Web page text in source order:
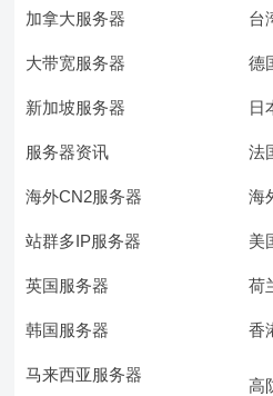
加拿大服务器 台
大带宽服务器 德
新加坡服务器 日
服务器资讯 法
海外CN2服务器 海
站群多IP服务器 美
英国服务器 荷
韩国服务器 香
马来西亚服务器
高